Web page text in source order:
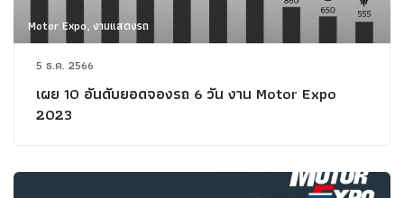
Motor Expo, งานแสดงรถ
5 ธ.ค. 2566
เผย 10 อันดับยอดจองรถ 6 วัน งาน Motor Expo
2023